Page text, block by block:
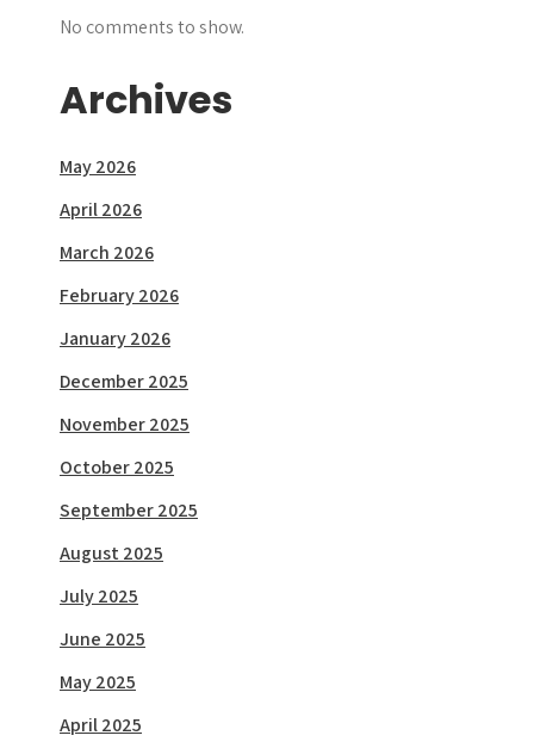
No comments to show.
Archives
May 2026
April 2026
March 2026
February 2026
January 2026
December 2025
November 2025
October 2025
September 2025
August 2025
July 2025
June 2025
May 2025
April 2025